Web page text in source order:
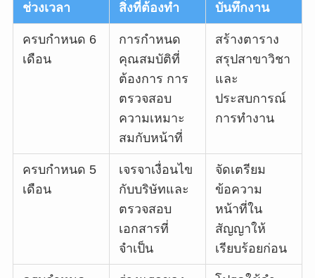
ช่วงเวลา สิ่งที่ต้องทำ บันทึกงาน
ครบกำหนด 6
เดือน
การกำหนด
คุณสมบัติที่
ต้องการ การ
ตรวจสอบ
ความเหมาะ
สมกับหน้าที่
สร้างตาราง
สรุปสาขาวิชา
และ
ประสบการณ์
การทำงาน
ครบกำหนด 5
เดือน
เจรจาเงื่อนไข
กับบริษัทและ
ตรวจสอบ
เอกสารที่
จำเป็น
จัดเตรียม
ข้อความ
หน้าที่ใน
สัญญาให้
เรียบร้อยก่อน